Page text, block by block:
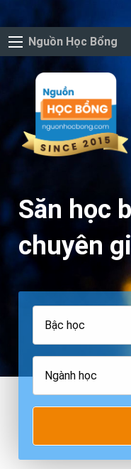
Nguồn Học Bổng
Săn học
chuyên